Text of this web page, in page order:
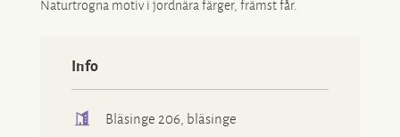
Naturtrogna motiv i jordnära färger, främst får.
Info
Bläsinge 206, bläsinge